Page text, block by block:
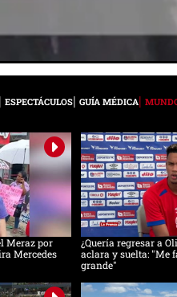
ESPECTÁCULOS GUÍA MÉDICA
Meraz por
Mercedes
¿Quería regresar a
aclara y suelta: "Me
grande"